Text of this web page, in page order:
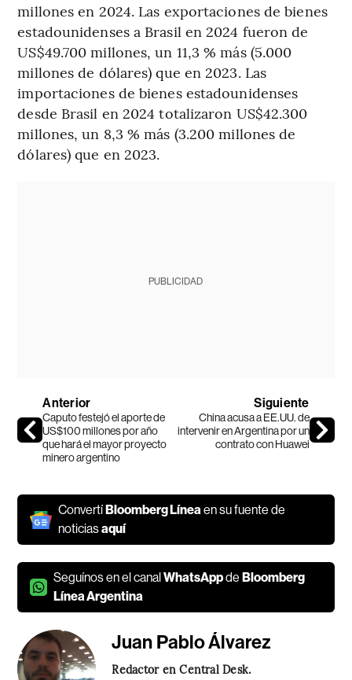
millones en 2024. Las exportaciones de bienes
estadounidenses a Brasil en 2024 fueron de
US$49.700 millones, un 11,3 % más (5.000
millones de dólares) que en 2023. Las
importaciones de bienes estadounidenses
desde Brasil en 2024 totalizaron US$42.300
millones, un 8,3 % más (3.200 millones de
dólares) que en 2023.
PUBLICIDAD
Anterior
Caputo festejó el aporte de
US$100 millones por año
que hará el mayor proyecto
minero argentino
Siguiente
China acusa a EE.UU. de
intervenir en Argentina por un
contrato con Huawei
ConvertíBloomberg Líneaen su fuente de
noticiasaquí
Seguínos en el canalWhatsAppdeBloomberg
Línea Argentina
Juan Pablo Álvarez
Redactor en Central Desk.